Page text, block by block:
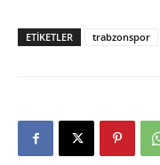
ETIKETLER trabzonspor